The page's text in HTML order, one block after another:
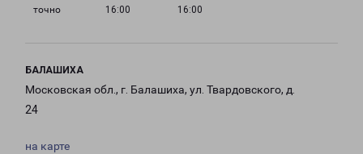
точно
16:00
16:00
БАЛАШИХА
Московская обл., г. Балашиха, ул. Твардовского, д.
24
на карте